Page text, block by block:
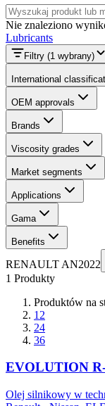
Nie znaleziono
Lubricants
Filtry (1 wybrany)
International
OEM approvals
Brands
Viscosity grades
Market segments
Applications
Gama
Benefits
RENAULT AN2022
1 Produkty
Produktów na
12
24
36
EVOLUTION
Olej silnikowy w